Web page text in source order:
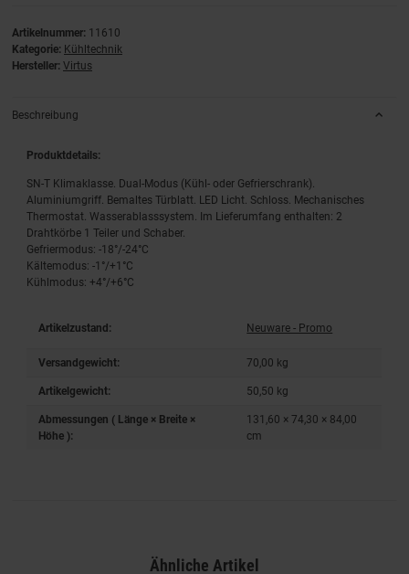
Artikelnummer: 11610
Kategorie: Kühltechnik
Hersteller: Virtus
Beschreibung
Produktdetails:
SN-T Klimaklasse. Dual-Modus (Kühl- oder Gefrierschrank).
Aluminiumgriff. Bemaltes Türblatt. LED Licht. Schloss. Mechanisches
Thermostat. Wasserablasssystem. Im Lieferumfang enthalten: 2
Drahtkörbe 1 Teiler und Schaber.
Gefriermodus: -18°/-24°C
Kältemodus: -1°/+1°C
Kühlmodus: +4°/+6°C
Artikelzustand: Neuware - Promo
Versandgewicht: 70,00 kg
Artikelgewicht: 50,50 kg
Abmessungen ( Länge × Breite ×
Höhe ):
131,60 × 74,30 × 84,00
cm
Ähnliche Artikel